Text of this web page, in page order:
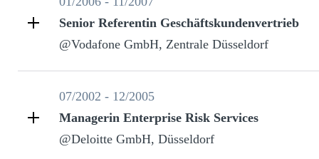
Senior Referentin Geschäftskundenvertrieb
@Vodafone GmbH, Zentrale Düsseldorf
07/2002 - 12/2005
Managerin Enterprise Risk Services
@Deloitte GmbH, Düsseldorf